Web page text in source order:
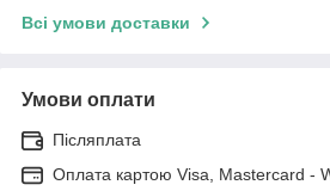
Всі умови доставки
Умови оплати
Післяплата
Оплата картою Visa, Mastercard -